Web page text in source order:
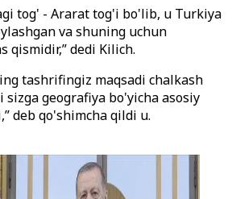
tog' - Ararat tog'i bo'lib, u Turkiya
va shuning uchun
qismidir,” dedi Kilich.
tashrifingiz maqsadi chalkash
geografiya bo'yicha asosiy
deb qo'shimcha qildi u.